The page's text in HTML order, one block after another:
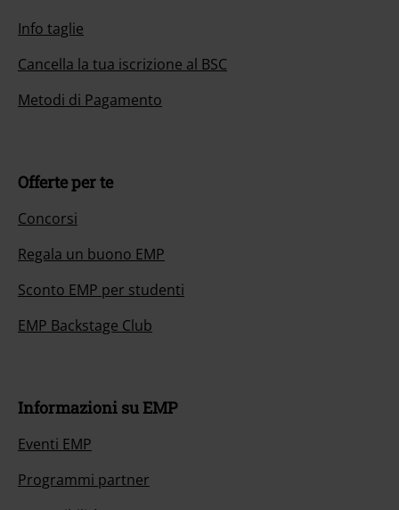
Info taglie
Cancella la tua iscrizione al BSC
Metodi di Pagamento
Offerte per te
Concorsi
Regala un buono EMP
Sconto EMP per studenti
EMP Backstage Club
Informazioni su EMP
Eventi EMP
Programmi partner